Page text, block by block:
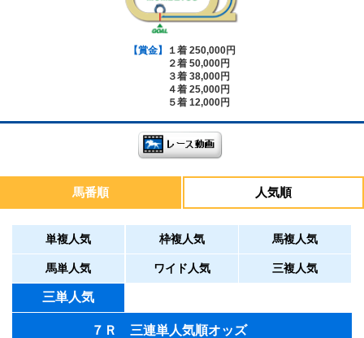
【賞金】
１着 250,000円
２着 50,000円
３着 38,000円
４着 25,000円
５着 12,000円
馬番順 人気順
単複人気 枠複人気 馬複人気
馬単人気 ワイド人気 三複人気
三単人気
７Ｒ 三連単人気順オッズ